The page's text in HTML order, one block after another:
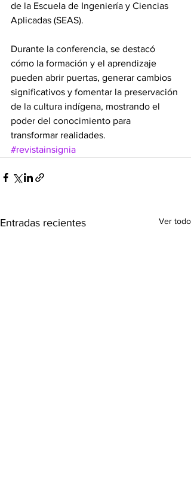
de la Escuela de Ingeniería y Ciencias
Aplicadas (SEAS).
Durante la conferencia, se destacó
cómo la formación y el aprendizaje
pueden abrir puertas, generar cambios
significativos y fomentar la preservación
de la cultura indígena, mostrando el
poder del conocimiento para
transformar realidades.
#revistainsignia
Entradas recientes Ver todo